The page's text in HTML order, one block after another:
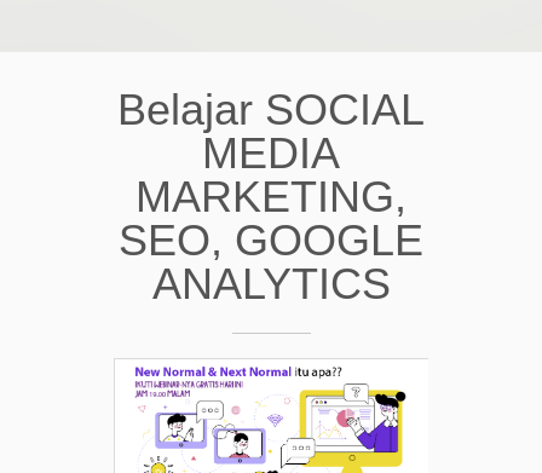
Belajar SOCIAL
MEDIA
MARKETING,
SEO, GOOGLE
ANALYTICS